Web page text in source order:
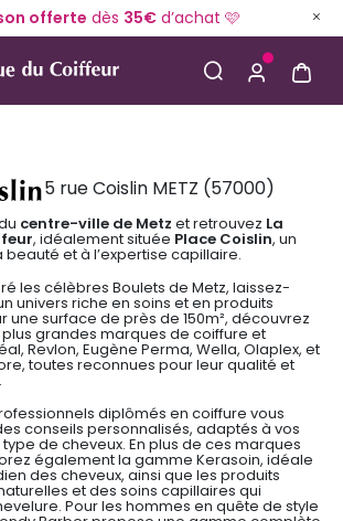
offerte dès 35€d’achat 🩷
5 rue Coislin METZ (57000)
centre-ville de Metz et retrouvez La
, idéalement située Place Coislin, un
et à l’expertise capillaire.
les célèbres Boulets de Metz, laissez-
univers riche en soins et en produits
une surface de près de 150m², découvrez
grandes marques de coiffure et
Revlon, Eugène Perma, Wella, Olaplex, et
toutes reconnues pour leur qualité et
diplômés en coiffure vous
conseils personnalisés, adaptés à vos
de cheveux. En plus de ces marques
également la gamme Kerasoin, idéale
des cheveux, ainsi que les produits
et des soins capillaires qui
Pour les hommes en quête de style